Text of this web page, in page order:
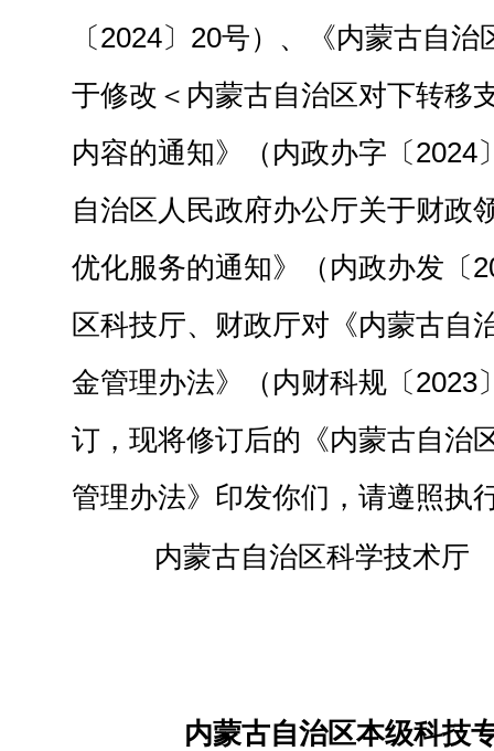
〔2024〕20号）、《内蒙古自
于修改＜内蒙古自治区对下转移
内容的通知》（内政办字〔2024
自治区人民政府办公厅关于财政
优化服务的通知》（内政办发〔
区科技厅、财政厅对《内蒙古自
金管理办法》（内财科规〔2023
订，现将修订后的《内蒙古自治
管理办法》印发你们，请遵照执
内蒙古自治区
内蒙古自治区本级科技